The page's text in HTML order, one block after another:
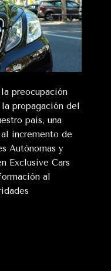
preocupación
propagación del
país, una
incremento de
Autónomas y
Exclusive Cars
al